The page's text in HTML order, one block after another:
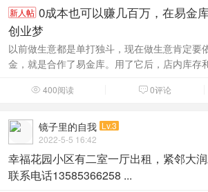
新人帖 0成本也可以赚几百万，在易金
创业梦
以前做生意都是单打独斗，现在做生意肯定要
金，就是合作了易金库。用了它后，店内库存
 400阅读  0评论
镜子里的自我 Lv.3
2022-5-5 16:42
幸福花园小区有二室一厅出租，紧邻大
联系电话13585366258 ...